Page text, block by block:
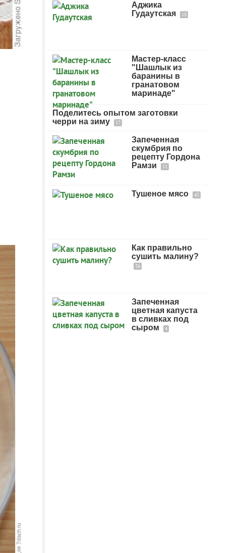
Аджика
Гудаутская
15
Мастер-класс
"Шашлык из
баранины в
гранатовом
маринаде"
Поделитесь опытом заготовки
черри на зиму
17
Запеченная
скумбрия по
рецепту Гордона
Рамзи
11
Тушеное мясо 42
Как правильно
сушить малину?
26
Запеченная
цветная капуста
в сливках под
сыром
4